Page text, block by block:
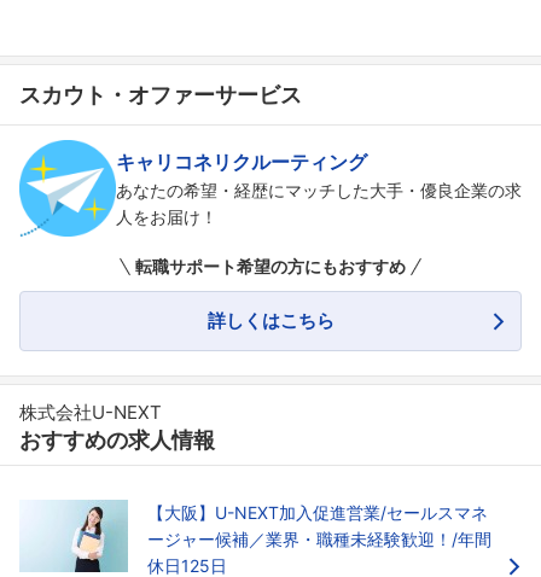
スカウト・オファーサービス
キャリコネリクルーティング
あなたの希望・経歴にマッチした大手・優良企業の求
人をお届け！
転職サポート希望の方にもおすすめ
詳しくはこちら
株式会社U-NEXT
おすすめの求人情報
【大阪】U-NEXT加入促進営業/セールスマネ
ージャー候補／業界・職種未経験歓迎！/年間
休日125日